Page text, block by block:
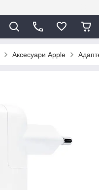
Аксесуари Apple